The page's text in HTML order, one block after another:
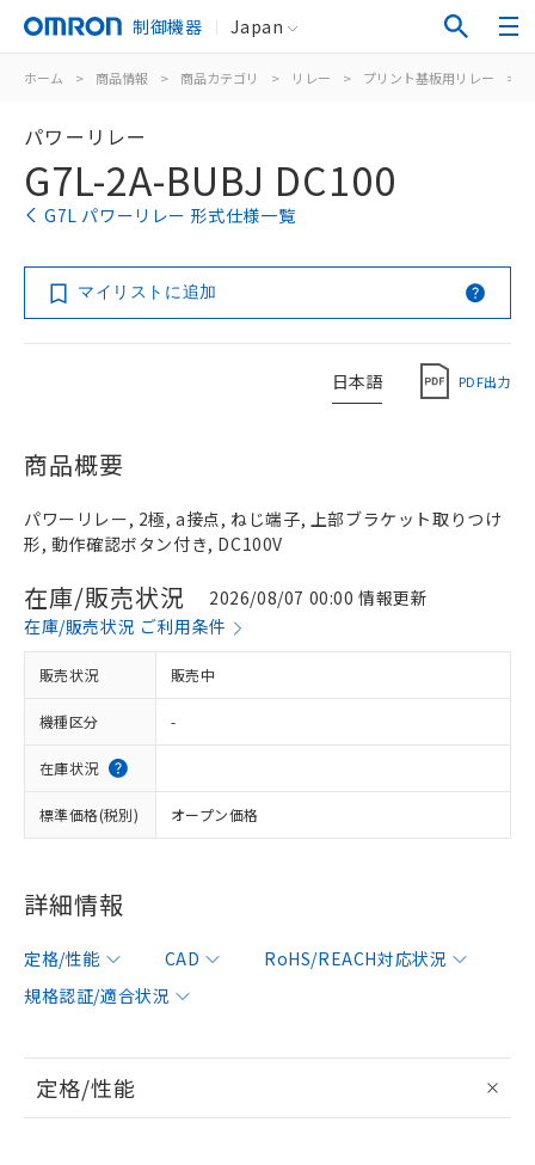
制御機器 Japan
ホーム > 商品情報 > 商品カテゴリ > リレー > プリント基板用リレー >
パワーリレー
G7L-2A-BUBJ DC100
G7L パワーリレー 形式仕様一覧
マイリストに追加
日本語 PDF出力
商品概要
パワーリレー, 2極, a接点, ねじ端子, 上部ブラケット取りつけ
形, 動作確認ボタン付き, DC100V
在庫/販売状況
2026/08/07 00:00 情報更新
在庫/販売状況 ご利用条件
販売状況 販売中
機種区分 -
在庫状況
標準価格(税別) オープン価格
詳細情報
定格/性能 CAD
RoHS/REACH対応状況
規格認証/適合状況
定格/性能